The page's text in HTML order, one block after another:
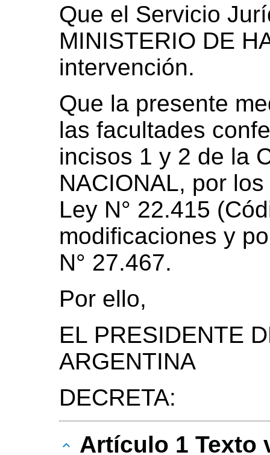
Que el Servicio
MINISTERIO DE
intervención.
Que la presente
las facultades
incisos 1 y 2 de la
NACIONAL, por
Ley N° 22.415
modificaciones y
N° 27.467.
Por ello,
EL PRESIDENTE
ARGENTINA
DECRETA:
Artículo 1 Texto